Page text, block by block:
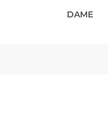
DAME